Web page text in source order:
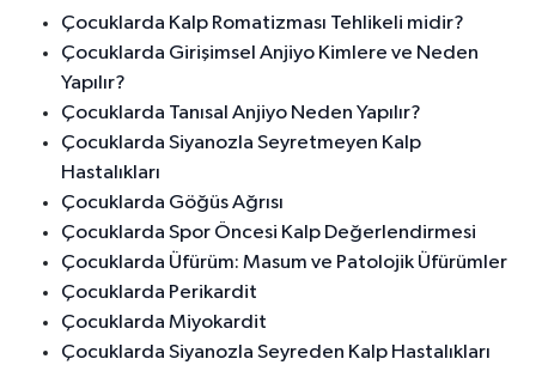
Çocuklarda Kalp Romatizması Tehlikeli midir?
Çocuklarda Girişimsel Anjiyo Kimlere ve Neden
Yapılır?
Çocuklarda Tanısal Anjiyo Neden Yapılır?
Çocuklarda Siyanozla Seyretmeyen Kalp
Hastalıkları
Çocuklarda Göğüs Ağrısı
Çocuklarda Spor Öncesi Kalp Değerlendirmesi
Çocuklarda Üfürüm: Masum ve Patolojik Üfürümler
Çocuklarda Perikardit
Çocuklarda Miyokardit
Çocuklarda Siyanozla Seyreden Kalp Hastalıkları